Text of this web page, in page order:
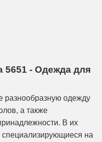
5651 - Одежда для
разнообразную одежду
а также
В их
специализирующиеся на